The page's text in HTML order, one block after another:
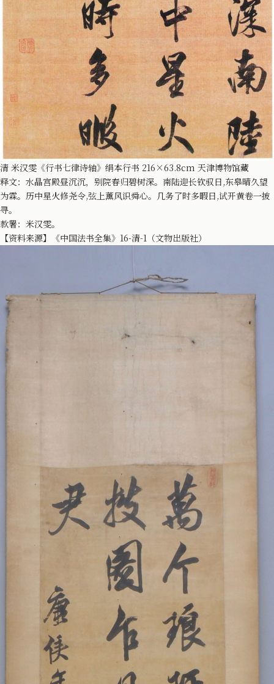
清 米汉雯《行书七律诗轴》绢本行书 216×63.8cm 天津博物馆藏
释文：水晶宫殿昼沉沉，别院春归碧树深。南陆迎长钦驭日,东皋晴久望
为霖。历中星火修尧令,弦上薰风识舜心。几务了时多暇日,试开黄卷一披
寻。
款署：米汉雯。
【资料来源】《中国法书全集》16-清-1（文物出版社）